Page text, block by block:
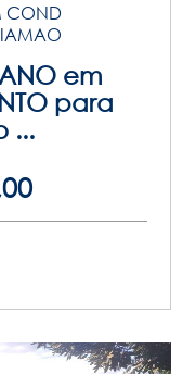
COND
em
para
...